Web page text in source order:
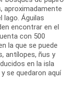
aproximadamente
lago. Águilas
encontrar en el
con 500
la que se puede
antílopes, ñus y
en la isla
se quedaron aquí